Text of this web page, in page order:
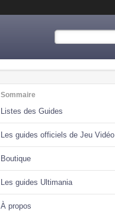
Sommaire
Listes des Guides
Les guides officiels de Jeu Vidéo
Boutique
Les guides Ultimania
À propos